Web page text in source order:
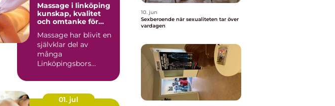
Massage i linköping
kunskap, kvalitet
och omtanke för
Massage har blivit en
självklar del av
många
Linköpingsbors
hjälp för spända axl...
01. jul
10. jun
Sexberoende när sexualiteten tar över
vardagen